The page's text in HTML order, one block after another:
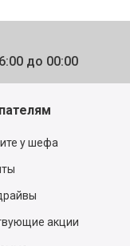
до 00:00
у шефа
акции